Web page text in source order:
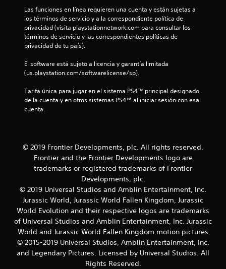
d
e
c
s
r
e
l
l
Las funciones en línea requieren una cuenta y están sujetas a
los términos de servicio y a la correspondiente política de
privacidad (visita playstationnetwork.com para consultar los
términos de servicio y las correspondientes políticas de
privacidad de tu país).
El software está sujeto a licencia y garantía limitada
(us.playstation.com/softwarelicense/sp).
Tarifa única para jugar en el sistema PS4™ principal designado
de la cuenta y en otros sistemas PS4™ al iniciar sesión con esa
cuenta.
© 2019 Frontier Developments, plc. All rights reserved.
Frontier and the Frontier Developments logo are
trademarks or registered trademarks of Frontier
Developments, plc.
© 2019 Universal Studios and Amblin Entertainment, Inc.
Jurassic World, Jurassic World Fallen Kingdom, Jurassic
World Evolution and their respective logos are trademarks
of Universal Studios and Amblin Entertainment, Inc. Jurassic
World and Jurassic World Fallen Kingdom motion pictures
© 2015-2019 Universal Studios, Amblin Entertainment, Inc.
and Legendary Pictures. Licensed by Universal Studios. All
Rights Reserved.